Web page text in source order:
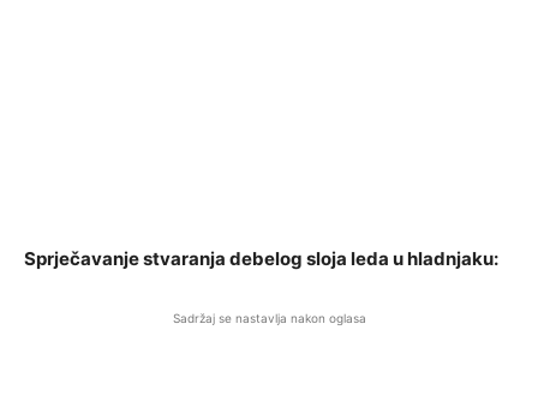
Sprječavanje stvaranja debelog sloja leda u hladnjaku:
Sadržaj se nastavlja nakon oglasa